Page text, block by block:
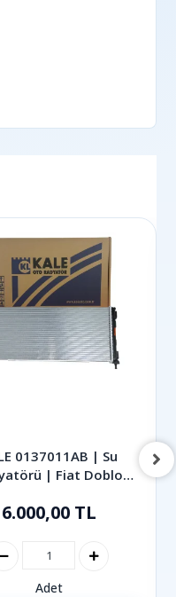
0137011AB | Su
| Fiat Doblo
6.000,00 TL
Adet